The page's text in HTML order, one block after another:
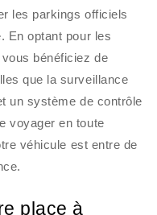
les parkings officiels
En optant pour les
bénéficiez de
que la surveillance
un système de contrôle
voyager en toute
véhicule est entre de
place à